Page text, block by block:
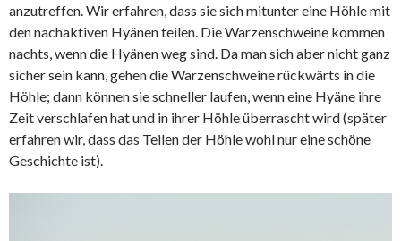
anzutreffen. Wir erfahren, dass sie sich mitunter eine Höhle mit
den nachaktiven Hyänen teilen. Die Warzenschweine kommen
nachts, wenn die Hyänen weg sind. Da man sich aber nicht ganz
sicher sein kann, gehen die Warzenschweine rückwärts in die
Höhle; dann können sie schneller laufen, wenn eine Hyäne ihre
Zeit verschlafen hat und in ihrer Höhle überrascht wird (später
erfahren wir, dass das Teilen der Höhle wohl nur eine schöne
Geschichte ist).